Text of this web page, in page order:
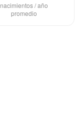
nacimientos / año
promedio